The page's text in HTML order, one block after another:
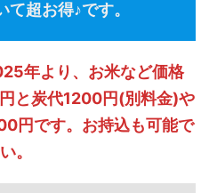
超お得♪です。
年より、お米など価格
と炭代1200円(別料金)や
円です。お持込も可能で
。